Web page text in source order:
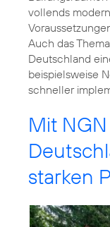
vollends
Auch das Thema
Deutschland
beispielsweise
schneller
Mit
starken